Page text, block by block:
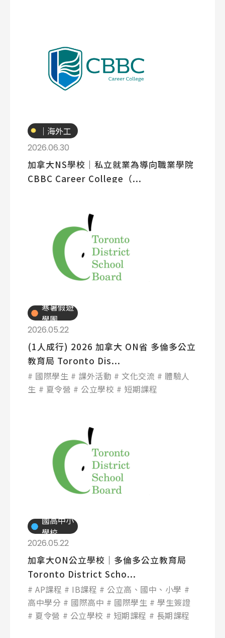
｜海外工
讀
2026.06.30
加拿大NS學校│私立就業為導向職業學院
CBBC Career College（...
寒暑假遊
學團
2026.05.22
(1人成行) 2026 加拿大 ON省 多倫多公立
教育局 Toronto Dis...
國際學生 課外活動 文化交流
體驗人
生
夏令營 公立學校 短期課程
國高中小
學校
2026.05.22
加拿大ON公立學校│多倫多公立教育局
Toronto District Scho...
AP課程 IB課程
公立高、國中、小學
高中學分
國際高中 國際學生
學生簽證
夏令營
公立學校 短期課程 長期課程